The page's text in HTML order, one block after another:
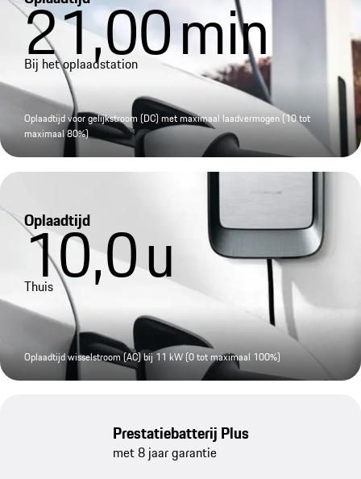
21,00min
Bij het oplaadstation
Oplaadtijd voor gelijkstroom (DC) met maximaal laadvermogen (10 tot
maximaal 80%)
Oplaadtijd
10,0u
Thuis
Oplaadtijd wisselstroom (AC) bij 11 kW (0 tot maximaal 100%)
Prestatiebatterij Plus
met 8 jaar garantie